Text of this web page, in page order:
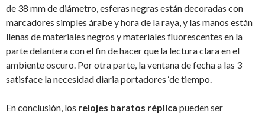
de 38 mm de diámetro, esferas negras están decoradas con
marcadores simples árabe y hora de la raya, y las manos están
llenas de materiales negros y materiales fluorescentes en la
parte delantera con el fin de hacer que la lectura clara en el
ambiente oscuro. Por otra parte, la ventana de fecha a las 3
satisface la necesidad diaria portadores ‘de tiempo.
En conclusión, los relojes baratos réplica pueden ser